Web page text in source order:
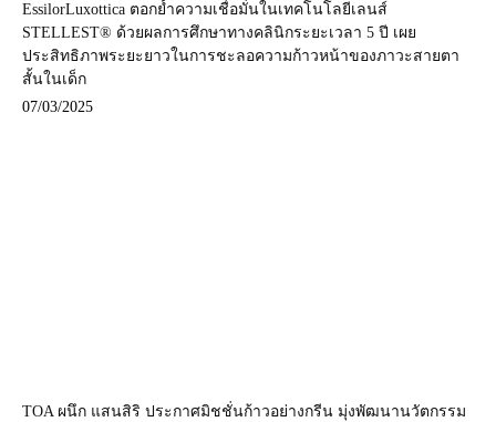
EssilorLuxottica ตอกย้ำความเชื่อมั่นในเทคโนโลยีเลนส์
STELLEST® ด้วยผลการศึกษาทางคลินิกระยะเวลา 5 ปี เผย
ประสิทธิภาพระยะยาวในการชะลอความก้าวหน้าของภาวะสายตา
สั้นในเด็ก
07/03/2025
TOA ผนึก แสนสิริ ประกาศมิชชั่นก้าวอย่างกรีน มุ่งพัฒนานวัตกรรม